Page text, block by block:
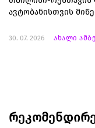
ავტობანისთვის
30. 07. 2026 ახალი